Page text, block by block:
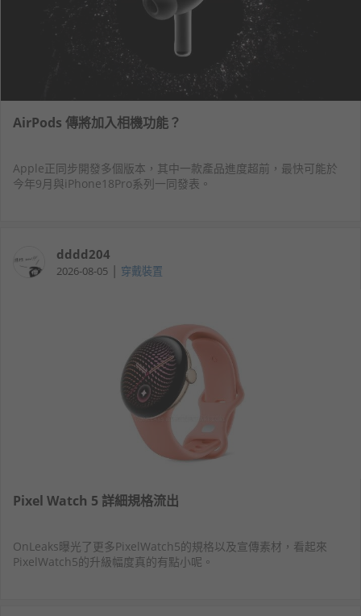
AirPods 傳將加入相機功能？
Apple正同步開發多個版本，其中一款產品進度超前，最快可能於
今年9月與iPhone18Pro系列一同發表。
dddd204
2026-08-05 | 穿戴裝置
Pixel Watch 5 詳細規格流出
OnLeaks曝光了更多PixelWatch5的規格以及宣傳素材，看起來
PixelWatch5的升級幅度真的有點小呢。